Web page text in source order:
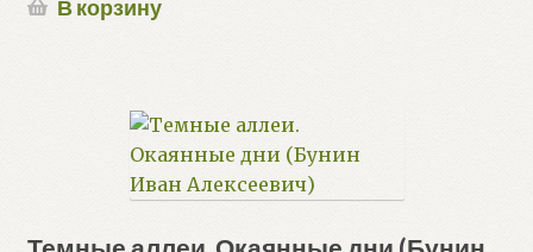
В корзину